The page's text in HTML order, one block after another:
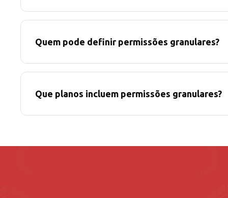
Quem pode definir permissões granulares?
Que planos incluem permissões granulares?